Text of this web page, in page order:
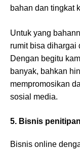
bahan dan tingkat
Untuk yang
rumit bisa dihargai
Dengan begitu
banyak, bahkan
mempromosikan
sosial media.
5. Bisnis
Bisnis online